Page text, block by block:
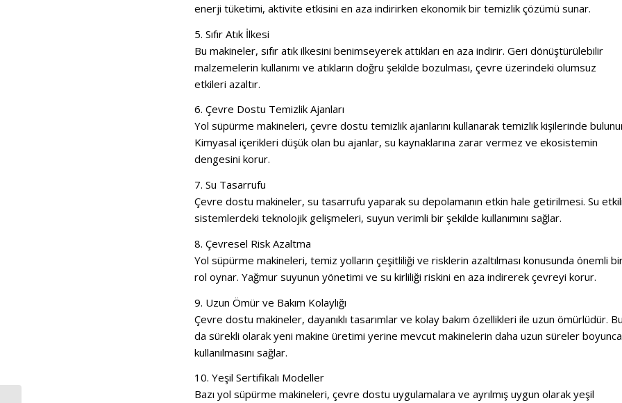
enerji tüketimi, aktivite etkisini en aza indirirken ekonomik bir temizlik çözümü sunar.
5. Sıfır Atık İlkesi
Bu makineler, sıfır atık ilkesini benimseyerek attıkları en aza indirir. Geri dönüştürülebilir
malzemelerin kullanımı ve atıkların doğru şekilde bozulması, çevre üzerindeki olumsuz
etkileri azaltır.
6. Çevre Dostu Temizlik Ajanları
Yol süpürme makineleri, çevre dostu temizlik ajanlarını kullanarak temizlik kişilerinde
Kimyasal içerikleri düşük olan bu ajanlar, su kaynaklarına zarar vermez ve ekosistemin
dengesini korur.
7. Su Tasarrufu
Çevre dostu makineler, su tasarrufu yaparak su depolamanın etkin hale getirilmesi. Su
sistemlerdeki teknolojik gelişmeleri, suyun verimli bir şekilde kullanımını sağlar.
8. Çevresel Risk Azaltma
Yol süpürme makineleri, temiz yolların çeşitliliği ve risklerin azaltılması konusunda önemli
rol oynar. Yağmur suyunun yönetimi ve su kirliliği riskini en aza indirerek çevreyi korur.
9. Uzun Ömür ve Bakım Kolaylığı
Çevre dostu makineler, dayanıklı tasarımlar ve kolay bakım özellikleri ile uzun ömürlüdür.
da sürekli olarak yeni makine üretimi yerine mevcut makinelerin daha uzun süreler boyunca
kullanılmasını sağlar.
10. Yeşil Sertifikalı Modeller
Bazı yol süpürme makineleri, çevre dostu uygulamalara ve ayrılmış uygun olarak yeşil